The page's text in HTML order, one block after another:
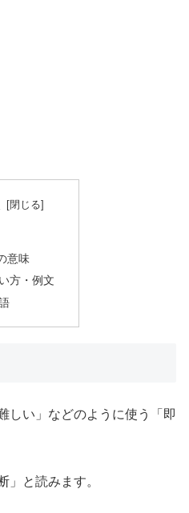
意味
方・例文
しい」などのように使う「即
」と読みます。